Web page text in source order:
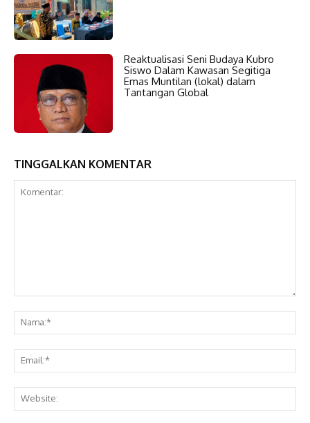
Reaktualisasi Seni Budaya Kubro
Siswo Dalam Kawasan Segitiga
Emas Muntilan (lokal) dalam
Tantangan Global
TINGGALKAN KOMENTAR